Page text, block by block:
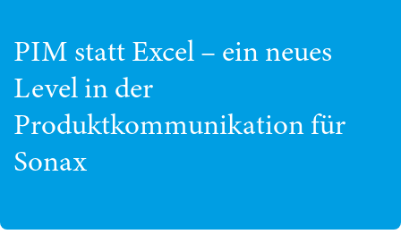
PIM statt Excel – ein neues
Level in der
Produktkommunikation für
Sonax